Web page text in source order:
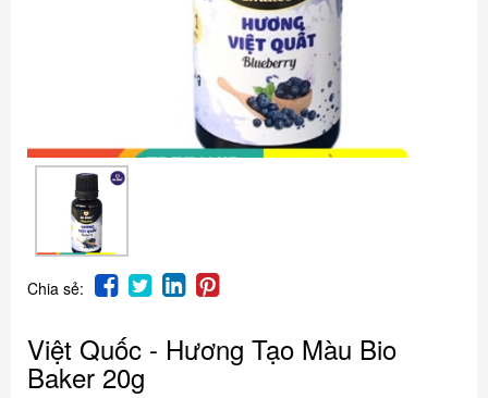
Chia sẻ:
Việt Quốc - Hương Tạo Màu Bio
Baker 20g